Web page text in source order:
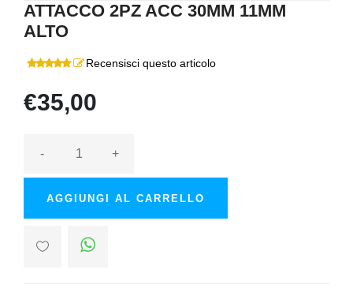
ATTACCO 2PZ ACC 30MM 11MM
ALTO
Recensisci questo articolo
€35,00
- +
AGGIUNGI AL CARRELLO